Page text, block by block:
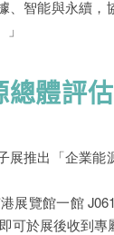
、智能與永續，
總體評
展推出「企業能
展覽館一館
可於展後收到專